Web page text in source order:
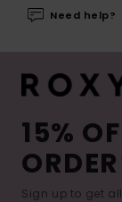
Need help?
15%
Sign up to get